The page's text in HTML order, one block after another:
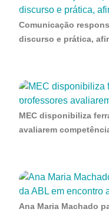
Comunicação
discurso e prática,
MEC disponibiliza
avaliarem
Ana Maria Machado